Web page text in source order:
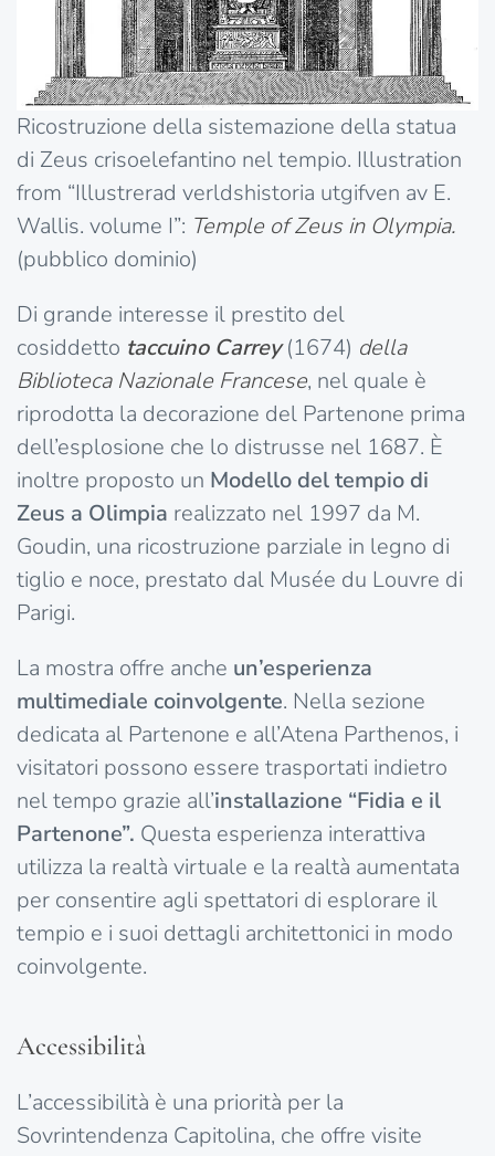
Ricostruzione della sistemazione della statua
di Zeus crisoelefantino nel tempio. Illustration
from “Illustrerad verldshistoria utgifven av E.
Wallis. volume I”: Temple of Zeus in Olympia.
(pubblico dominio)
Di grande interesse il prestito del
cosiddetto taccuino Carrey(1674) della
Biblioteca Nazionale Francese, nel quale è
riprodotta la decorazione del Partenone prima
dell’esplosione che lo distrusse nel 1687. È
inoltre proposto un Modello del tempio di
Zeus a Olimpia realizzato nel 1997 da M.
Goudin, una ricostruzione parziale in legno di
tiglio e noce, prestato dal Musée du Louvre di
Parigi.
La mostra offre anche un’esperienza
multimediale coinvolgente. Nella sezione
dedicata al Partenone e all’Atena Parthenos, i
visitatori possono essere trasportati indietro
nel tempo grazie all’installazione “Fidia e il
Partenone”. Questa esperienza interattiva
utilizza la realtà virtuale e la realtà aumentata
per consentire agli spettatori di esplorare il
tempio e i suoi dettagli architettonici in modo
coinvolgente.
Accessibilità
L’accessibilità è una priorità per la
Sovrintendenza Capitolina, che offre visite